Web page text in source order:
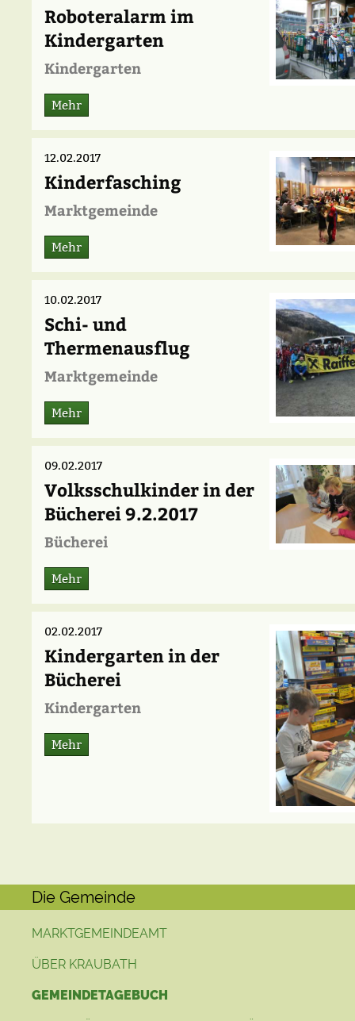
Roboteralarm im
Kindergarten
Kindergarten
Mehr
12.02.2017
Kinderfasching
Marktgemeinde
Mehr
10.02.2017
Schi- und
Thermenausflug
Marktgemeinde
Mehr
09.02.2017
Volksschulkinder in der
Bücherei 9.2.2017
Bücherei
Mehr
02.02.2017
Kindergarten in der
Bücherei
Kindergarten
Mehr
Die Gemeinde
MARKTGEMEINDEAMT
ÜBER KRAUBATH
GEMEINDETAGEBUCH